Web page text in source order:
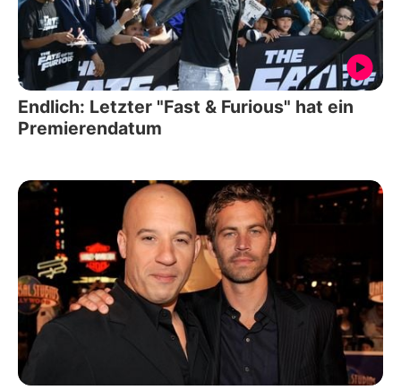
Endlich: Letzter "Fast & Furious" hat ein
Premierendatum